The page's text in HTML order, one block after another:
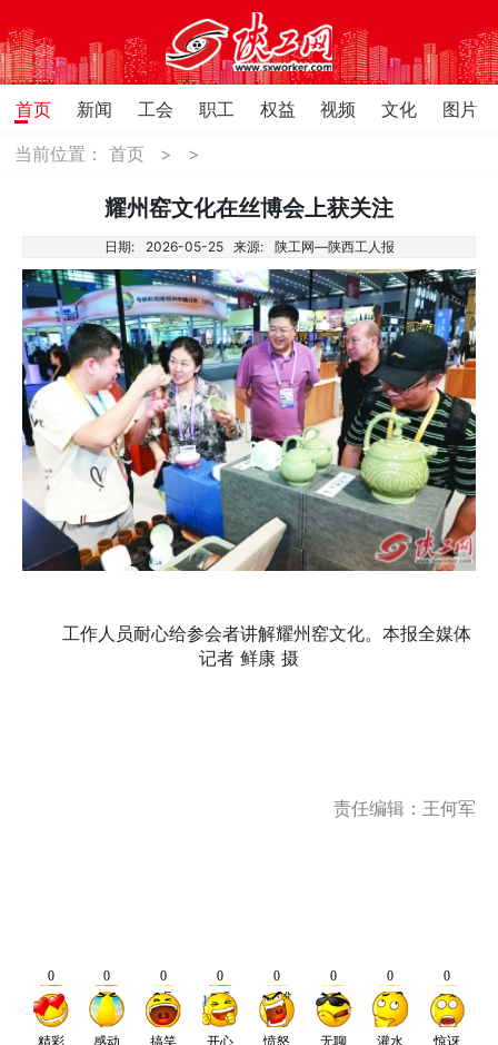
首页 新闻 工会 职工 权益 视频 文化
图片
当前位置：首页 > >
耀州窑文化在丝博会上获关注
日期: 2026-05-25 来源: 陕工网—陕西工人报
工作人员耐心给参会者讲解耀州窑文化。本报全媒体
记者 鲜康 摄
责任编辑：王何军